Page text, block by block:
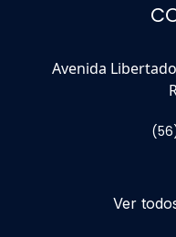
Avenida
Ver